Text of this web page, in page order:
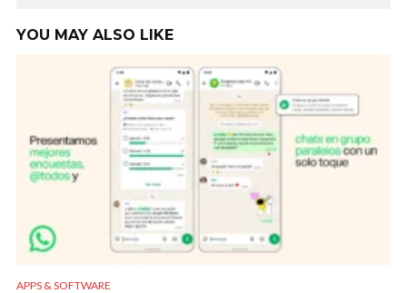
YOU MAY ALSO LIKE
APPS & SOFTWARE